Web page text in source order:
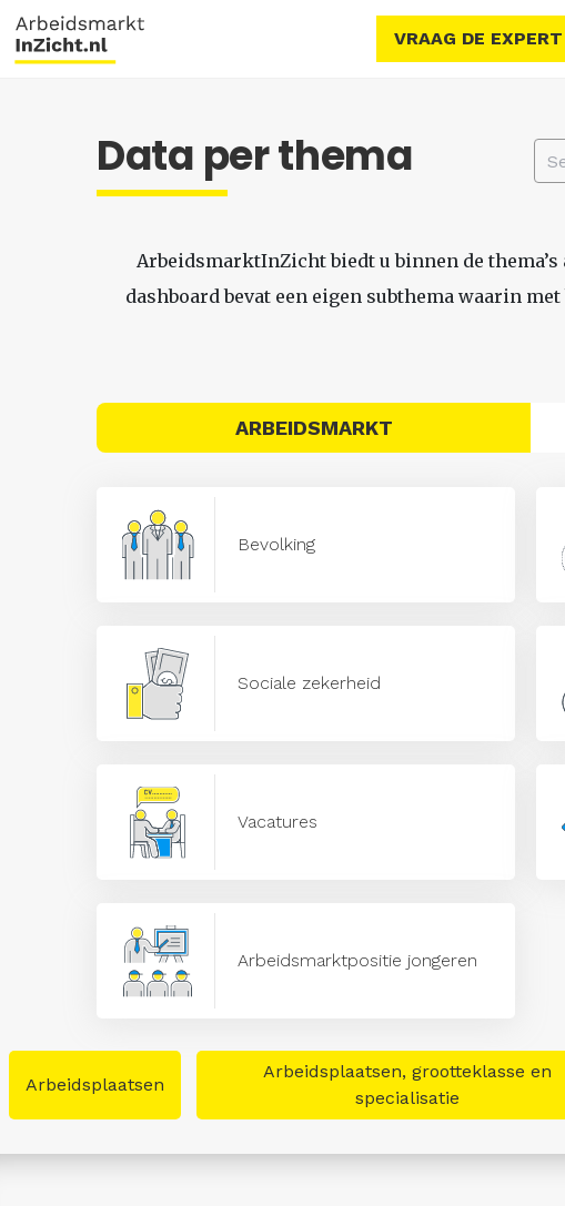
VRAAG DE EXPERT
Data per thema
ArbeidsmarktInZicht biedt u binnen de
dashboard bevat een eigen subthema waarin
ARBEIDSMARKT
Bevolking
Sociale zekerheid
Vacatures
Arbeidsmarktpositie jongeren
Arbeidsplaatsen
Arbeidsplaatsen, grootteklasse en
specialisatie